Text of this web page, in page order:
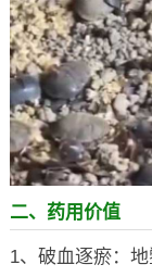
二、药用价值
1、破血逐瘀：